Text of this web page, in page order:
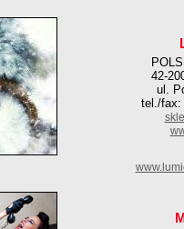
42-
ul.
tel./fax: